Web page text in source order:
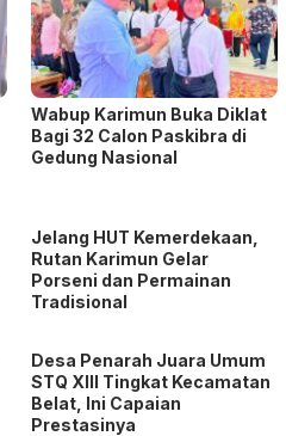
Wabup Karimun Buka Diklat
Bagi 32 Calon Paskibra di
Gedung Nasional
Jelang HUT Kemerdekaan,
Rutan Karimun Gelar
Porseni dan Permainan
Tradisional
Desa Penarah Juara Umum
STQ XIII Tingkat Kecamatan
Belat, Ini Capaian
Prestasinya